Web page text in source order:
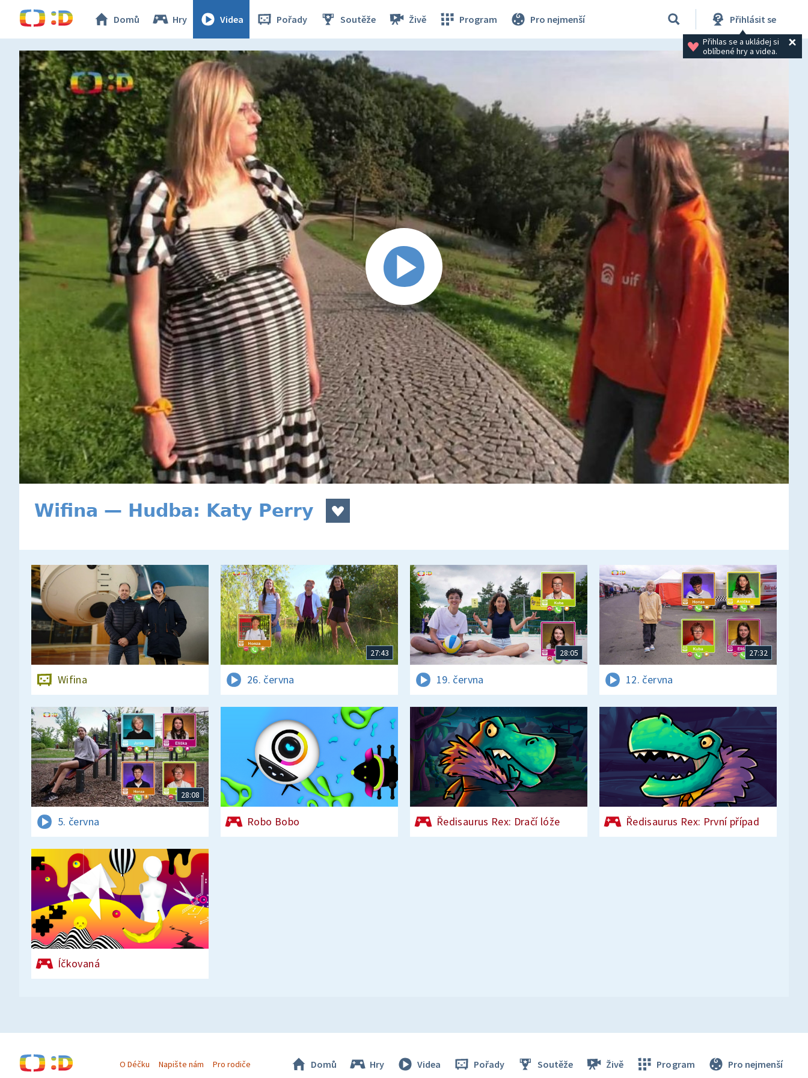
Domů Hry Videa Pořady Soutěže Živě Program Pro nejmenší Přihlásit se
Přihlas se a ukládej si
oblíbené hry a videa.
Wifina — Hudba: Katy Perry
Wifina
27:43
26. června
28:05
19. června
27:32
12. června
28:08
5. června Robo Bobo Ředisaurus Rex: Dračí lóže Ředisaurus Rex: První případ
Íčkovaná
O Déčku Napište nám Pro rodiče Domů Hry Videa Pořady Soutěže Živě Program Pro nejmenší